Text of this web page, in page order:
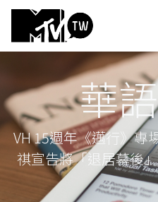
華
VH 15週年《邁行》專
祺宣告將「退居幕後